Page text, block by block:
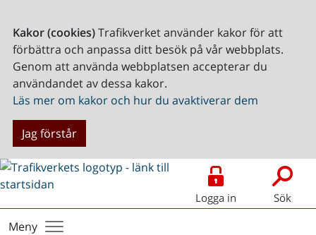
Kakor (cookies)Trafikverket använder kakor för att
förbättra och anpassa ditt besök på vår webbplats.
Genom att använda webbplatsen accepterar du
användandet av dessa kakor.
Läs mer om kakor och hur du avaktiverar dem
Jag förstår
Logga in Sök
Meny